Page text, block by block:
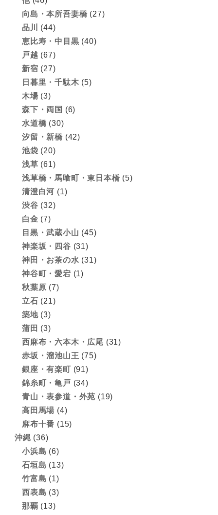
向島・本所吾妻橋 (27)
品川
(44)
恵比寿・中目黒 (40)
戸越 (67)
新宿 (27)
日暮里・千駄木 (5)
木場 (3)
森下・両国 (6)
水道橋 (30)
汐留・新橋 (42)
池袋 (20)
浅草 (61)
浅草橋・馬喰町・東日本橋 (5)
清澄白河 (1)
渋谷 (32)
白金 (7)
目黒・武蔵小山 (45)
神楽坂・四谷 (31)
神田・お茶の水 (31)
神谷町・愛宕 (1)
秋葉原 (7)
立石 (21)
築地(3)
蒲田 (3)
西麻布・六本木・広尾 (31)
赤坂・溜池山王 (75)
銀座・有楽町 (91)
錦糸町・亀戸 (34)
青山・表参道・外苑 (19)
高田馬場 (4)
麻布十番 (15)
沖縄 (36)
小浜島 (6)
石垣島 (13)
竹富島 (1)
西表島 (3)
那覇 (13)